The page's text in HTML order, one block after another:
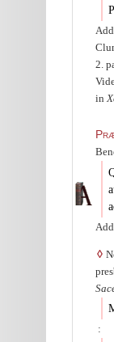
2.
in
◊
: